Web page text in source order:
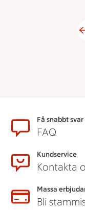
SidfotFå snabbt svar
FAQ
Kundservice
Kontakta
Massa
Bli